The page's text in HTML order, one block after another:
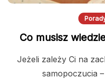
Co musisz
Jeżeli zależy Ci na
samopoczucia